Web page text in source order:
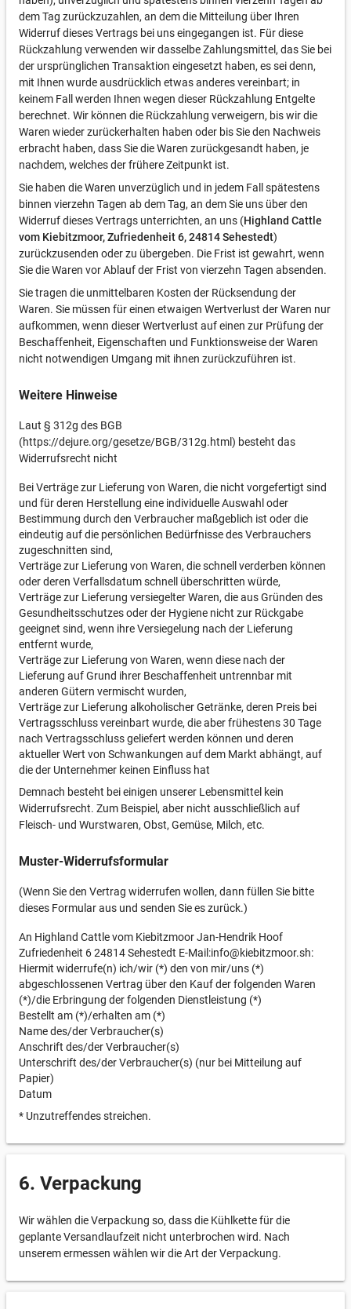
dem Tag zurückzuzahlen, an dem die Mitteilung über Ihren
Widerruf dieses Vertrags bei uns eingegangen ist. Für diese
Rückzahlung verwenden wir dasselbe Zahlungsmittel, das Sie bei
der ursprünglichen Transaktion eingesetzt haben, es sei denn,
mit Ihnen wurde ausdrücklich etwas anderes vereinbart; in
keinem Fall werden Ihnen wegen dieser Rückzahlung Entgelte
berechnet. Wir können die Rückzahlung verweigern, bis wir die
Waren wieder zurückerhalten haben oder bis Sie den Nachweis
erbracht haben, dass Sie die Waren zurückgesandt haben, je
nachdem, welches der frühere Zeitpunkt ist.
Sie haben die Waren unverzüglich und in jedem Fall spätestens
binnen vierzehn Tagen ab dem Tag, an dem Sie uns über den
Widerruf dieses Vertrags unterrichten, an uns (Highland Cattle
vom Kiebitzmoor, Zufriedenheit 6, 24814 Sehestedt)
zurückzusenden oder zu übergeben. Die Frist ist gewahrt, wenn
Sie die Waren vor Ablauf der Frist von vierzehn Tagen absenden.
Sie tragen die unmittelbaren Kosten der Rücksendung der
Waren. Sie müssen für einen etwaigen Wertverlust der Waren nur
aufkommen, wenn dieser Wertverlust auf einen zur Prüfung der
Beschaffenheit, Eigenschaften und Funktionsweise der Waren
nicht notwendigen Umgang mit ihnen zurückzuführen ist.
Weitere Hinweise
Laut § 312g des BGB
(https://dejure.org/gesetze/BGB/312g.html) besteht das
Widerrufsrecht nicht
Bei Verträge zur Lieferung von Waren, die nicht vorgefertigt sind
und für deren Herstellung eine individuelle Auswahl oder
Bestimmung durch den Verbraucher maßgeblich ist oder die
eindeutig auf die persönlichen Bedürfnisse des Verbrauchers
zugeschnitten sind,
Verträge zur Lieferung von Waren, die schnell verderben können
oder deren Verfallsdatum schnell überschritten würde,
Verträge zur Lieferung versiegelter Waren, die aus Gründen des
Gesundheitsschutzes oder der Hygiene nicht zur Rückgabe
geeignet sind, wenn ihre Versiegelung nach der Lieferung
entfernt wurde,
Verträge zur Lieferung von Waren, wenn diese nach der
Lieferung auf Grund ihrer Beschaffenheit untrennbar mit
anderen Gütern vermischt wurden,
Verträge zur Lieferung alkoholischer Getränke, deren Preis bei
Vertragsschluss vereinbart wurde, die aber frühestens 30 Tage
nach Vertragsschluss geliefert werden können und deren
aktueller Wert von Schwankungen auf dem Markt abhängt, auf
die der Unternehmer keinen Einfluss hat
Demnach besteht bei einigen unserer Lebensmittel kein
Widerrufsrecht. Zum Beispiel, aber nicht ausschließlich auf
Fleisch- und Wurstwaren, Obst, Gemüse, Milch, etc.
Muster-Widerrufsformular
(Wenn Sie den Vertrag widerrufen wollen, dann füllen Sie bitte
dieses Formular aus und senden Sie es zurück.)
An Highland Cattle vom Kiebitzmoor Jan-Hendrik Hoof
Zufriedenheit 6 24814 Sehestedt E-Mail:info@kiebitzmoor.sh:
Hiermit widerrufe(n) ich/wir (*) den von mir/uns (*)
abgeschlossenen Vertrag über den Kauf der folgenden Waren
(*)/die Erbringung der folgenden Dienstleistung (*)
Bestellt am (*)/erhalten am (*)
Name des/der Verbraucher(s)
Anschrift des/der Verbraucher(s)
Unterschrift des/der Verbraucher(s) (nur bei Mitteilung auf
Papier)
Datum
* Unzutreffendes streichen.
6. Verpackung
Wir wählen die Verpackung so, dass die Kühlkette für die
geplante Versandlaufzeit nicht unterbrochen wird. Nach
unserem ermessen wählen wir die Art der Verpackung.